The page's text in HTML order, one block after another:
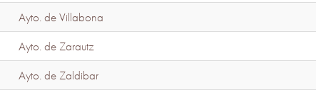
Ayto. de Villabona
Ayto. de Zarautz
Ayto. de Zaldibar